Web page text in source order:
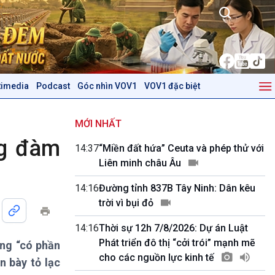
Podcast Góc nhìn VOV1 VOV1 đặc biệt
Trước giờ mở cửa
Dòng chảy Kinh tế
Tuyên chiến với gian lận
thương mại
Mùa vàng
Biển đảo Việt Nam
đảo
Tìm hiểu biển, đảo Việt
Nam
Podcast
Góc nhìn VOV1
Bình luận
đàm
“có phần
bày tỏ lạc
MỚI NHẤT
14:37“Miền đất hứa” Ceuta và phép thử với
Liên minh châu Âu
14:16Đường tỉnh 837B Tây Ninh: Dân kêu
trời vì bụi đỏ
14:16Thời sự 12h 7/8/2026: Dự án Luật
Phát triển đô thị “cởi trói” mạnh mẽ
cho các nguồn lực kinh tế